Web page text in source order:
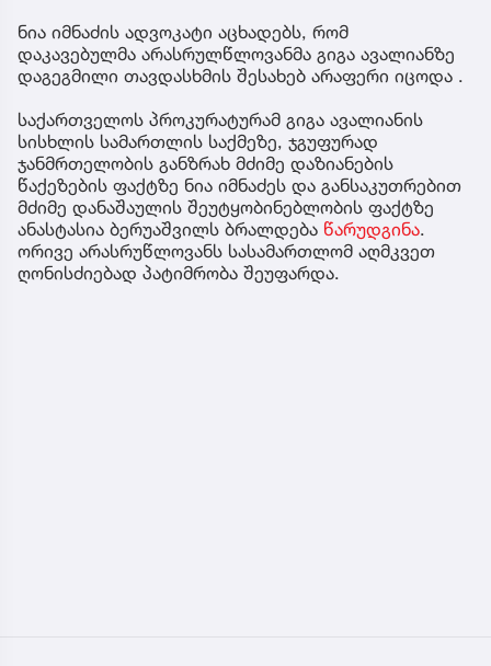
ნია იმნაძის ადვოკატი აცხადებს, რომ
დაკავებულმა არასრულწლოვანმა გიგა ავალიანზე
დაგეგმილი თავდასხმის შესახებ არაფერი იცოდა .
საქართველოს პროკურატურამ გიგა ავალიანის
სისხლის სამართლის საქმეზე, ჯგუფურად
ჯანმრთელობის განზრახ მძიმე დაზიანების
წაქეზების ფაქტზე ნია იმნაძეს და განსაკუთრებით
მძიმე დანაშაულის შეუტყობინებლობის ფაქტზე
ანასტასია ბერუაშვილს ბრალდება წარუდგინა.
ორივე არასრუწლოვანს სასამართლომ აღმკვეთ
ღონისძიებად პატიმრობა შეუფარდა.